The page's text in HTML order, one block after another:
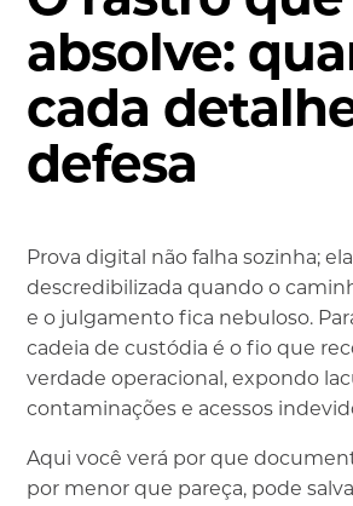
absolve:
cada
defesa
Prova digital não falha sozinha;
descredibilizada quando o
e o julgamento fica nebuloso.
cadeia de custódia é o fio que
verdade operacional, expondo
contaminações e acessos
Aqui você verá por que
por menor que pareça, pode